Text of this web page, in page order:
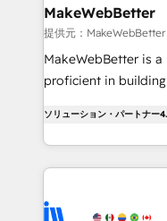
scale. 🏆 HubSpot’s CEO called us “the partner of the
future.” Others
measurable impact.
MakeWebBetter
提供元：MakeWebBetter
MakeWebBetter is
proficient in
growing tech-
hands you the
eminent solutions &
Elite Partners with
ソリューション・パートナー